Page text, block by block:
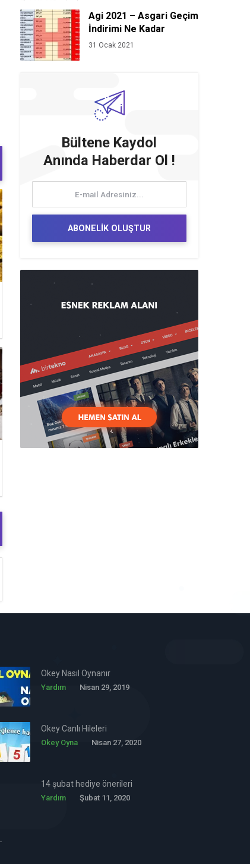
Agi 2021 – Asgari Geçim
İndirimi Ne Kadar
31 Ocak 2021
Bültene Kaydol
Anında Haberdar Ol !
ABONELİK OLUŞTUR
Okey Nasıl Oynanır
Yardım Nisan 29, 2019
Okey Canlı Hileleri
Okey Oyna Nisan 27, 2020
14 şubat hediye önerileri
Yardım Şubat 11, 2020